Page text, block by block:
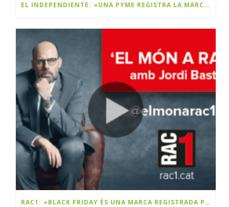
EL INDEPENDIENTE: «UNA PYME REGISTRA LA MARCA BLACK FRIDAY Y PLANEA COBRAR DERECHOS A LAS MULTINACIONALES»
RAC1: «BLACK FRIDAY ÉS UNA MARCA REGISTRADA PER UNA EMPRESA CATALANA»